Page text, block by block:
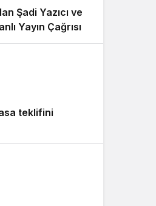
Şadi Yazıcı ve
Yayın Çağrısı
teklifini
yaptı: